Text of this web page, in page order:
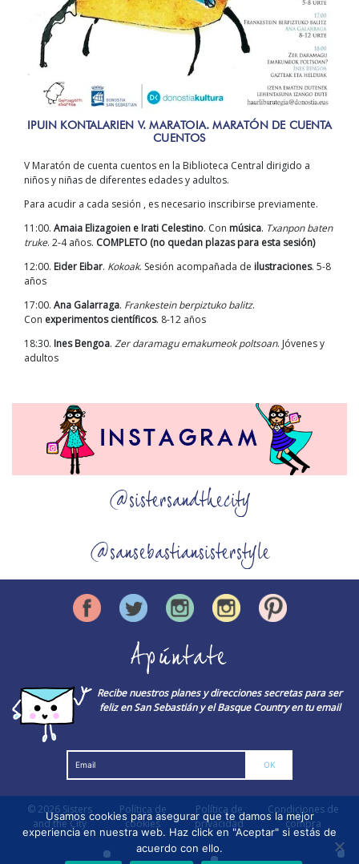
IPUIN KONTALARIEN V. MARATOIA. MARATÓN DE CUENTA
CUENTOS
V Maratón de cuenta cuentos en la Biblioteca Central dirigido a
niños y niñas de diferentes edades y adultos.
Para acudir a cada sesión , es necesario inscribirse previamente.
11:00. Amaia Elizagoien e Irati Celestino. Con música. Txanpon baten
truke. 2-4 años. COMPLETO (no quedan plazas para esta sesión)
12:00. Eider Eibar. Kokoak. Sesión acompañada de ilustraciones. 5-8
años
17:00. Ana Galarraga. Frankestein berpiztuko balitz.
Con experimentos científicos. 8-12 años
18:30. Ines Bengoa. Zer daramagu emakumeok poltsoan. Jóvenes y
adultos
@sistersandthecity
@sansebastiansisterstyle
Apúntate
Recibe nuestros planes y direcciones secretas para ser
feliz en San Sebastián y el Basque Country en tu email
© 2026 Sisters
and the City
Política de
cookies
Política de
privacidad
Condiciones de
compra
Usamos cookies para asegurar que te damos la mejor
experiencia en nuestra web. Haz click en "Aceptar" si estás de
acuerdo con ello.